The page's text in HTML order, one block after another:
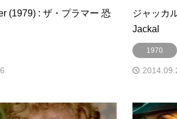
(1979) : ザ・プラマー 恐
ジャッカ
Jackal
1970